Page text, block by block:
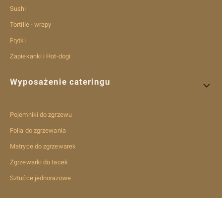
Sushi
Tortille - wrapy
Frytki
Zapiekanki i Hot-dogi
Wyposażenie cateringu
Pojemniki do zgrzewu
Folia do zgrzewania
Matryce do zgrzewarek
Zgrzewarki do tacek
Sztućce jednorazowe